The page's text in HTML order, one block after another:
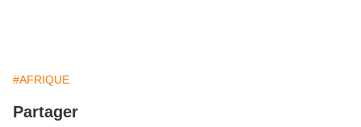
#AFRIQUE
Partager